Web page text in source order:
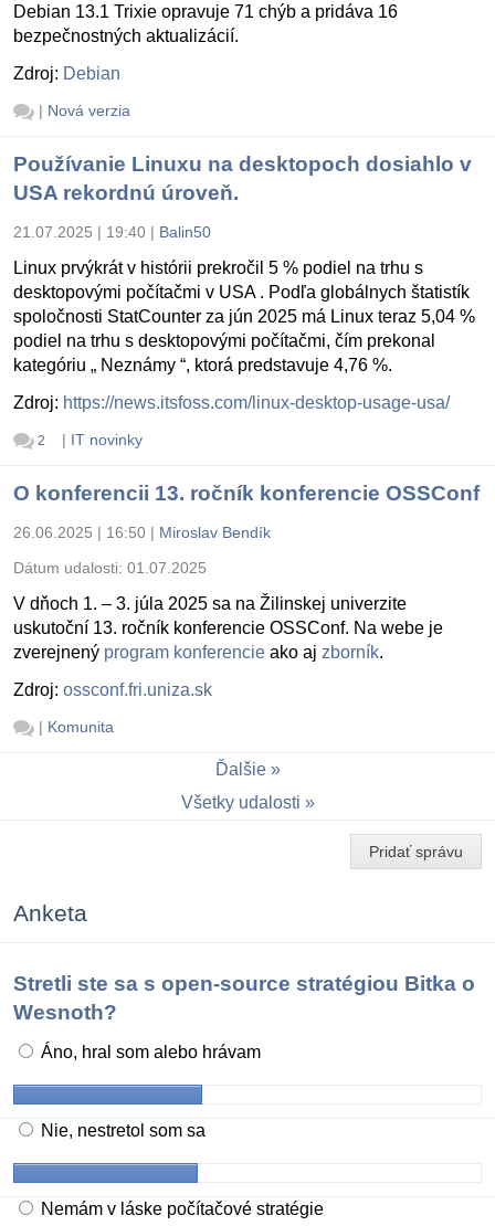
Debian 13.1 Trixie opravuje 71 chýb a pridáva 16
bezpečnostných aktualizácií.
Zdroj: Debian
| Nová verzia
Používanie Linuxu na desktopoch dosiahlo v
USA rekordnú úroveň.
21.07.2025 | 19:40 | Balin50
Linux prvýkrát v histórii prekročil 5 % podiel na trhu s
desktopovými počítačmi v USA . Podľa globálnych štatistík
spoločnosti StatCounter za jún 2025 má Linux teraz 5,04 %
podiel na trhu s desktopovými počítačmi, čím prekonal
kategóriu „ Neznámy “, ktorá predstavuje 4,76 %.
Zdroj: https://news.itsfoss.com/linux-desktop-usage-usa/
2 | IT novinky
O konferencii 13. ročník konferencie OSSConf
26.06.2025 | 16:50 | Miroslav Bendík
Dátum udalosti: 01.07.2025
V dňoch 1. – 3. júla 2025 sa na Žilinskej univerzite
uskutoční 13. ročník konferencie OSSConf. Na webe je
zverejnený program konferencie ako aj zborník.
Zdroj: ossconf.fri.uniza.sk
| Komunita
Ďalšie
Všetky udalosti
Pridať správu
Anketa
Stretli ste sa s open-source stratégiou Bitka o
Wesnoth?
Áno, hral som alebo hrávam
Nie, nestretol som sa
Nemám v láske počítačové stratégie